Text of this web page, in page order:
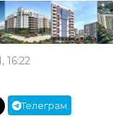
16:22
Телеграм